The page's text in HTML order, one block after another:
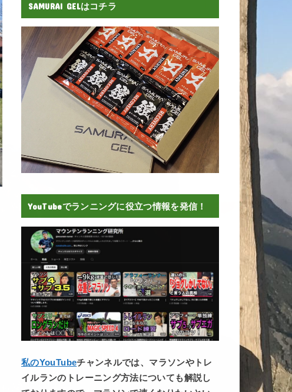
SAMURAI GELはコチラ
YouTubeでランニングに役立つ情報を発信！
私のYouTubeチャンネルでは、マラソンやトレ
イルランのトレーニング方法についても解説し